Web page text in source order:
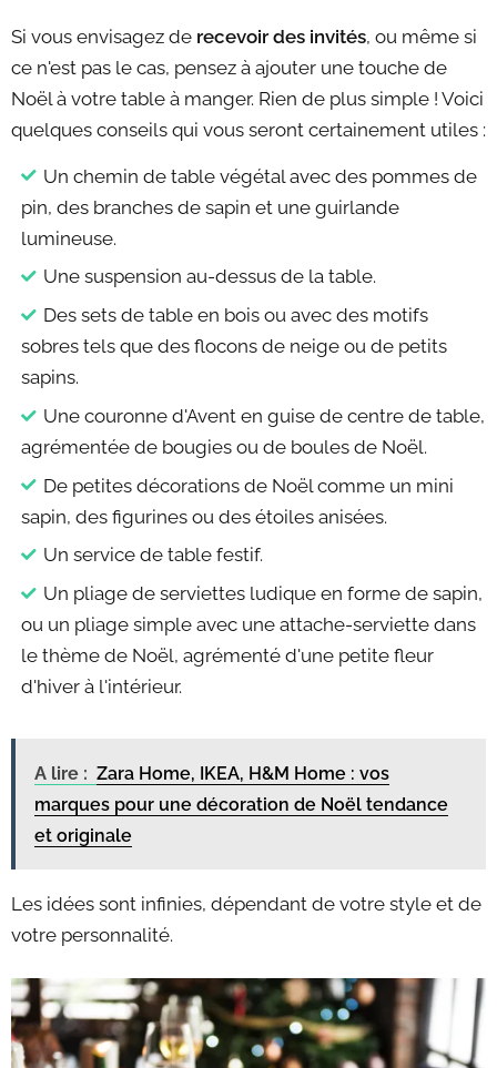
Si vous envisagez de recevoir des invités, ou même si
ce n'est pas le cas, pensez à ajouter une touche de
Noël à votre table à manger. Rien de plus simple ! Voici
quelques conseils qui vous seront certainement utiles :
Un chemin de table végétal avec des pommes de
pin, des branches de sapin et une guirlande
lumineuse.
Une suspension au-dessus de la table.
Des sets de table en bois ou avec des motifs
sobres tels que des flocons de neige ou de petits
sapins.
Une couronne d'Avent en guise de centre de table,
agrémentée de bougies ou de boules de Noël.
De petites décorations de Noël comme un mini
sapin, des figurines ou des étoiles anisées.
Un service de table festif.
Un pliage de serviettes ludique en forme de sapin,
ou un pliage simple avec une attache-serviette dans
le thème de Noël, agrémenté d'une petite fleur
d'hiver à l'intérieur.
A lire : Zara Home, IKEA, H&M Home : vos
marques pour une décoration de Noël tendance
et originale
Les idées sont infinies, dépendant de votre style et de
votre personnalité.